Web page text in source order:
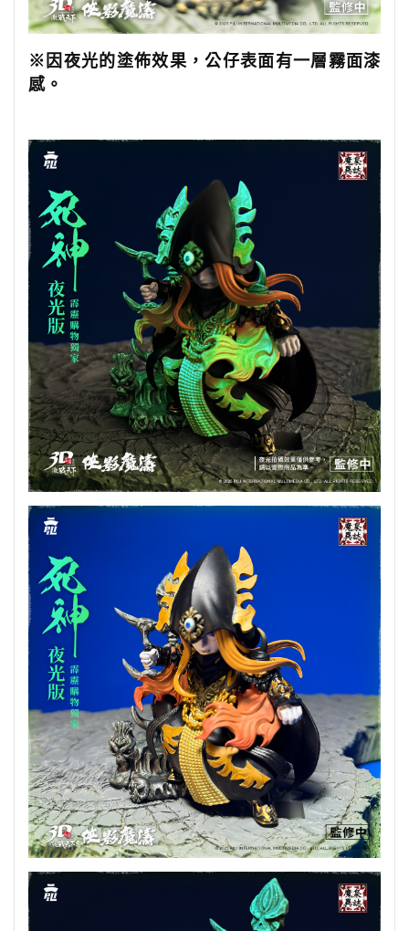
※因夜光的塗佈效果，公仔表面有一層霧面漆
感。